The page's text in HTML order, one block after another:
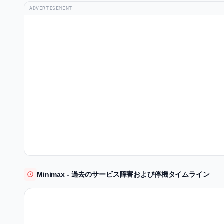
ADVERTISEMENT
Minimax - 過去のサービス障害および停機タイムライン